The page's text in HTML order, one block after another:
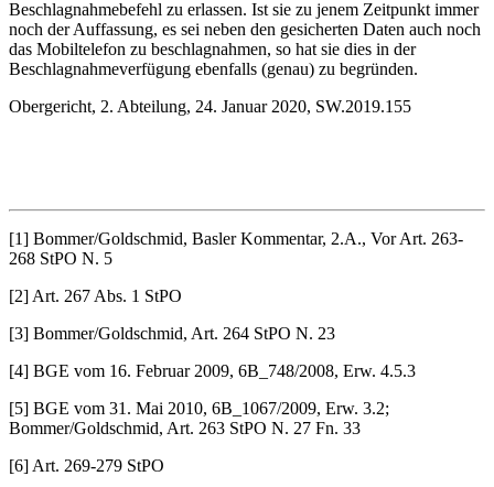
Beschlagnahmebefehl zu erlassen. Ist sie zu jenem Zeitpunkt immer
noch der Auffassung, es sei neben den gesicherten Daten auch noch
das Mobiltelefon zu beschlagnahmen, so hat sie dies in der
Beschlagnahmeverfügung ebenfalls (genau) zu begründen.
Obergericht, 2. Abteilung, 24. Januar 2020, SW.2019.155
[1] Bommer/Goldschmid, Basler Kommentar, 2.A., Vor Art. 263-
268 StPO N. 5
[2] Art. 267 Abs. 1 StPO
[3] Bommer/Goldschmid, Art. 264 StPO N. 23
[4] BGE vom 16. Februar 2009, 6B_748/2008, Erw. 4.5.3
[5] BGE vom 31. Mai 2010, 6B_1067/2009, Erw. 3.2;
Bommer/Goldschmid, Art. 263 StPO N. 27 Fn. 33
[6] Art. 269-279 StPO